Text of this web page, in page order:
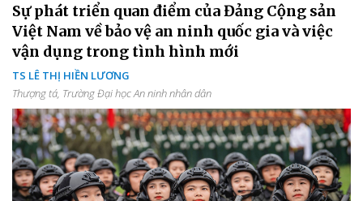
Sự phát triển quan điểm của Đảng Cộng sản
Việt Nam về bảo vệ an ninh quốc gia và việc
vận dụng trong tình hình mới
TS LÊ THỊ HIỀN LƯƠNG
Thượng tá, Trường Đại học An ninh nhân dân